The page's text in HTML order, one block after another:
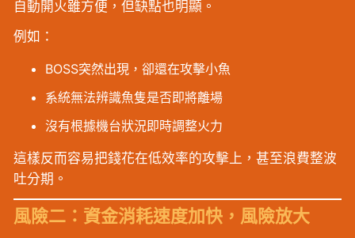
自動開火雖方便，但缺點也明顯。
例如：
BOSS突然出現，卻還在攻擊小魚
系統無法辨識魚隻是否即將離場
沒有根據機台狀況即時調整火力
這樣反而容易把錢花在低效率的攻擊上，甚至浪費整波
吐分期。
風險二：資金消耗速度加快，風險放大